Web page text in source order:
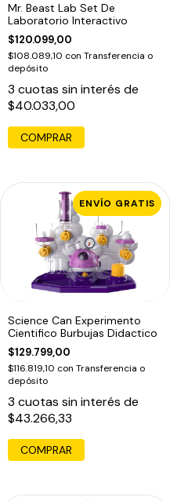
Mr. Beast Lab Set De
Laboratorio Interactivo
$120.099,00
$108.089,10 con Transferencia o
depósito
3 cuotas sin interés de
$40.033,00
COMPRAR
ENVÍO GRATIS
Science Can Experimento
Cientifico Burbujas Didactico
$129.799,00
$116.819,10 con Transferencia o
depósito
3 cuotas sin interés de
$43.266,33